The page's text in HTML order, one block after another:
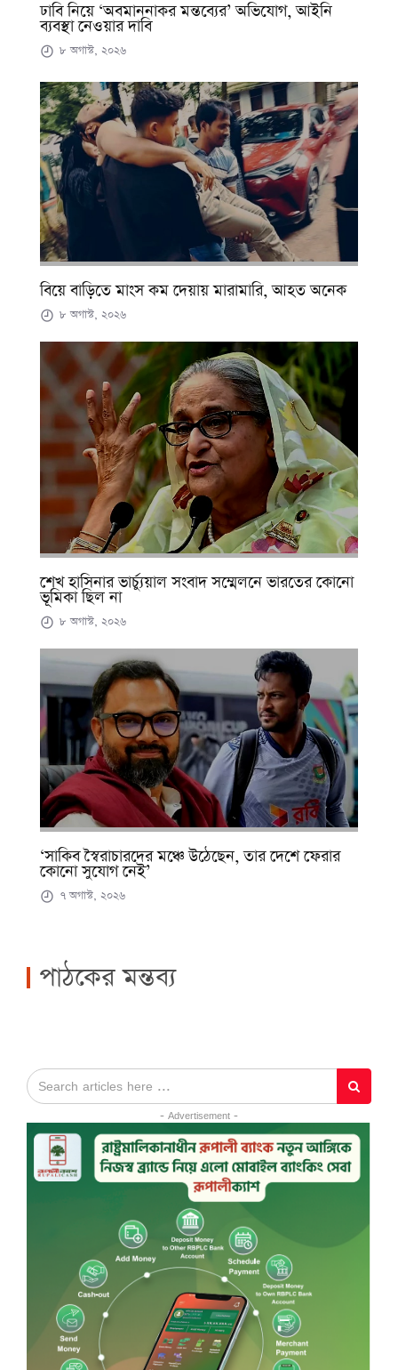
ঢাবি নিয়ে ‘অবমাননাকর মন্তব্যের’ অভিযোগ, আইনি
ব্যবস্থা নেওয়ার দাবি
৮ অগাস্ট, ২০২৬
বিয়ে বাড়িতে মাংস কম দেয়ায় মারামারি, আহত অনেক
৮ অগাস্ট, ২০২৬
শেখ হাসিনার ভার্চ্যুয়াল সংবাদ সম্মেলনে ভারতের কোনো
ভূমিকা ছিল না
৮ অগাস্ট, ২০২৬
‘সাকিব স্বৈরাচারদের মঞ্চে উঠেছেন, তার দেশে ফেরার
কোনো সুযোগ নেই’
৭ অগাস্ট, ২০২৬
পাঠকের মন্তব্য
- Advertisement -